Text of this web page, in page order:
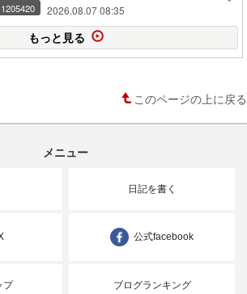
2026.08.07 08:35
もっと見る
このページの上に戻る
メニュー
日記を書く
公式facebook
プ ブログランキング